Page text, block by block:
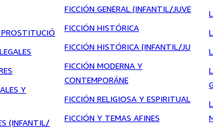
Y
(INFANTIL/
FICCIÓN GENERAL (INFANTIL/JUVE
FICCIÓN HISTÓRICA
FICCIÓN HISTÓRICA (INFANTIL/JU
FICCIÓN MODERNA Y
CONTEMPORÁNE
FICCIÓN RELIGIOSA Y ESPIRITUAL
FICCIÓN Y TEMAS AFINES